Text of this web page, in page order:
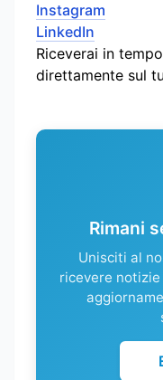
Instagram
LinkedIn
Riceverai in
direttamente sul
Rimani
Unisciti al
ricevere